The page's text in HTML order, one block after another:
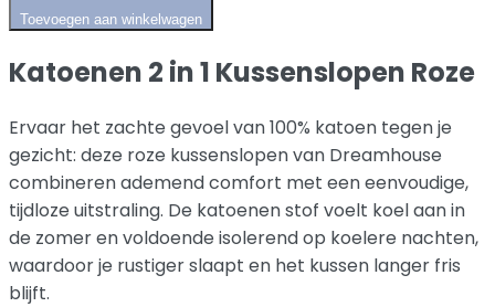
Toevoegen aan winkelwagen
Katoenen 2 in 1 Kussenslopen Roze
Ervaar het zachte gevoel van 100% katoen tegen je
gezicht: deze roze kussenslopen van Dreamhouse
combineren ademend comfort met een eenvoudige,
tijdloze uitstraling. De katoenen stof voelt koel aan in
de zomer en voldoende isolerend op koelere nachten,
waardoor je rustiger slaapt en het kussen langer fris
blijft.